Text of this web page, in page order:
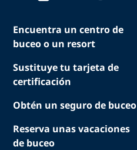
Encuentra un centro de
buceo o un resort
Sustituye tu tarjeta de
certificación
Obtén un seguro de buceo
Reserva unas vacaciones
de buceo